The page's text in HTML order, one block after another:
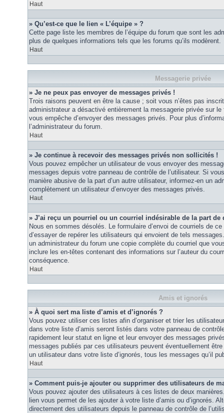
Haut
» Qu’est-ce que le lien « L’équipe » ?
Cette page liste les membres de l’équipe du forum que sont les
plus de quelques informations tels que les forums qu’ils modèrent.
Haut
Messagerie privée
» Je ne peux pas envoyer de messages privés !
Trois raisons peuvent en être la cause ; soit vous n’êtes pas
administrateur a désactivé entièrement la messagerie privée sur
vous empêche d’envoyer des messages privés. Pour plus
l’administrateur du forum.
Haut
» Je continue à recevoir des messages privés non sollicités !
Vous pouvez empêcher un utilisateur de vous envoyer des
messages depuis votre panneau de contrôle de l’utilisateur. Si
manière abusive de la part d’un autre utilisateur, informez-en un
complètement un utilisateur d’envoyer des messages privés.
Haut
» J’ai reçu un pourriel ou un courriel indésirable de la part de
Nous en sommes désolés. Le formulaire d’envoi de courriels de
d’essayer de repérer les utilisateurs qui envoient de tels
un administrateur du forum une copie complète du courriel que
inclure les en-têtes contenant des informations sur l’auteur du
conséquence.
Haut
Amis et ignorés
» À quoi sert ma liste d’amis et d’ignorés ?
Vous pouvez utiliser ces listes afin d’organiser et trier les
dans votre liste d’amis seront listés dans votre panneau de
rapidement leur statut en ligne et leur envoyer des messages
messages publiés par ces utilisateurs peuvent éventuellement
un utilisateur dans votre liste d’ignorés, tous les messages qu’il
Haut
» Comment puis-je ajouter ou supprimer des utilisateurs de
Vous pouvez ajouter des utilisateurs à ces listes de deux
lien vous permet de les ajouter à votre liste d’amis ou d’ignorés.
directement des utilisateurs depuis le panneau de contrôle de